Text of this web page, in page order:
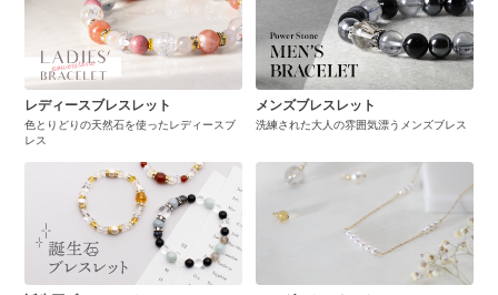
レディースブレスレット
色とりどりの天然石を使ったレディースブ
レス
メンズブレスレット
洗練された大人の雰囲気漂うメンズブレス